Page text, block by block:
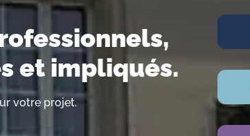
et impliqués.
votre projet.